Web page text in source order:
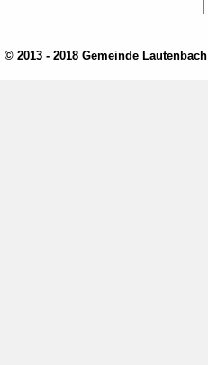
© 2013 - 2018 Gemeinde Lautenbach